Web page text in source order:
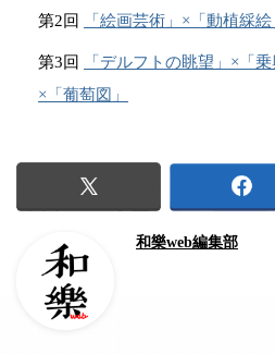
第2回 「絵画芸術」×「動植綵絵
第3回
「デルフトの眺望」×「
×「葡萄図」
和樂web編集部